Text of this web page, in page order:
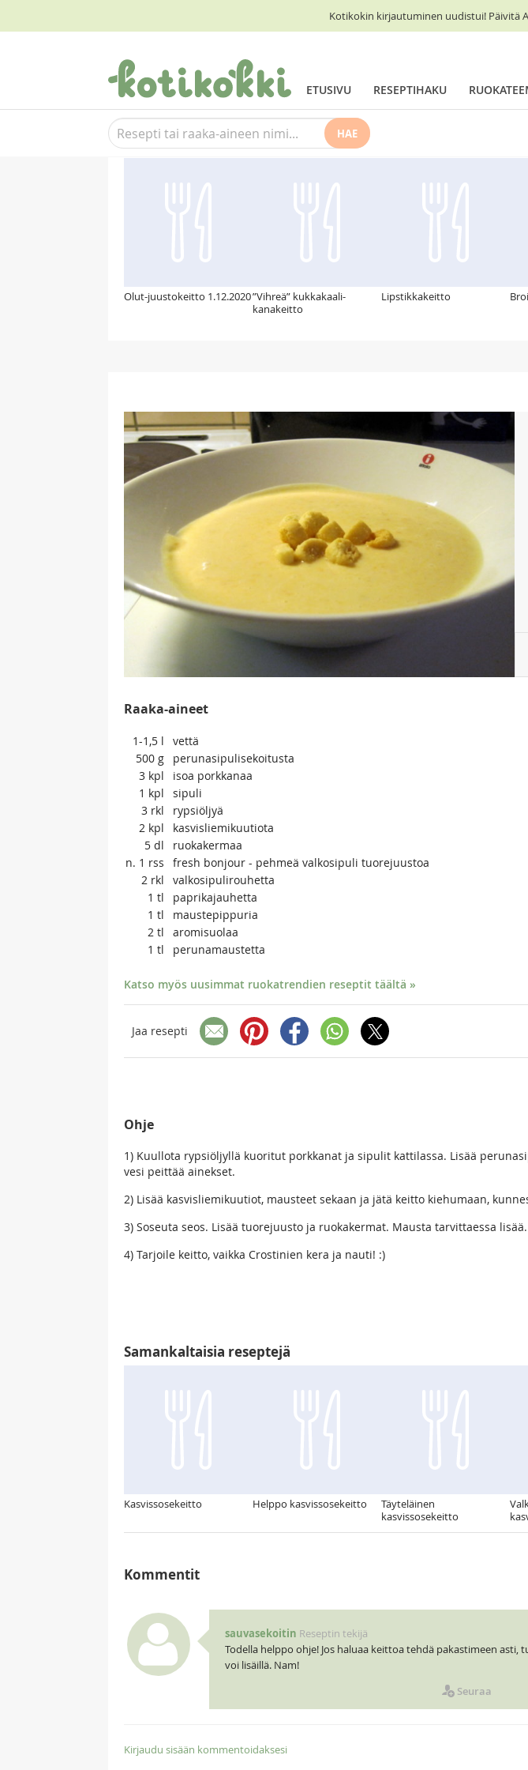
Kotikokin kirjautuminen uudistui! Päivitä
ETUSIVU RESEPTIHAKU
HAE
Suosittelemme myös
Olut-juustokeitto 1.12.2020”Vihreä” kukkakaali-
kanakeitto
Lipstikkakeitto
Raaka-aineet
1-1,5 l
vettä
500 g
perunasipulisekoitusta
3 kpl
isoa porkkanaa
1 kpl
sipuli
3 rkl
rypsiöljyä
2 kpl
kasvisliemikuutiota
5 dl
ruokakermaa
n. 1 rss
fresh bonjour - pehmeä valkosipuli tuorejuustoa
2 rkl
valkosipulirouhetta
1 tl
paprikajauhetta
1 tl
maustepippuria
2 tl
aromisuolaa
1 tl perunamaustetta
Katso myös uusimmat ruokatrendien reseptit täältä »
Jaa resepti
Ohje
1) Kuullota rypsiöljyllä kuoritut porkkanat ja sipulit kattilassa. Lisää
vesi peittää ainekset.
2) Lisää kasvisliemikuutiot, mausteet sekaan ja jätä keitto kiehumaan,
3) Soseuta seos. Lisää tuorejuusto ja ruokakermat. Mausta tarvittaessa lisää.
4) Tarjoile keitto, vaikka Crostinien kera ja nauti! :)
Samankaltaisia reseptejä
Kasvissosekeitto Helppo kasvissosekeitto
Täyteläinen
kasvissosekeitto
Kommentit
sauvasekoitin Reseptin tekijä
Todella helppo ohje! Jos haluaa keittoa tehdä pakastimeen asti,
voi lisäillä. Nam!
Seuraa
Kirjaudu sisään kommentoidaksesi